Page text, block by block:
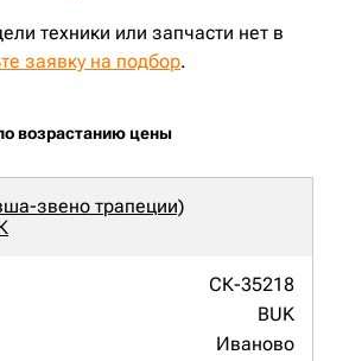
техники или запчасти нет в
заявку на подбор.
возрастанию цены
звено трапеции)
СК-35218
BUK
Иваново